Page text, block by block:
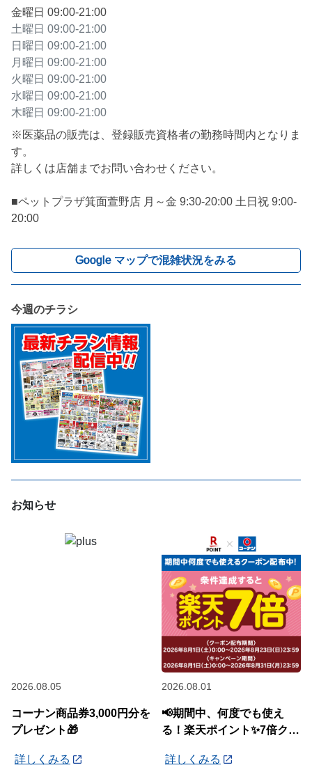
金曜日 09:00-21:00
土曜日 09:00-21:00
日曜日 09:00-21:00
月曜日 09:00-21:00
火曜日 09:00-21:00
水曜日 09:00-21:00
木曜日 09:00-21:00
※医薬品の販売は、登録販売資格者の勤務時間内となりま
す。
詳しくは店舗までお問い合わせください。
■ペットプラザ箕面萱野店 月～金 9:30-20:00 土日祝 9:00-
20:00
Google マップで混雑状況をみる
今週のチラシ
お知らせ
2026.08.05
コーナン商品券3,000円分を
プレゼント🎁
詳しくみる
2026.08.01
📢期間中、何度でも使え
る！楽天ポイント✨7倍クー
詳しくみる